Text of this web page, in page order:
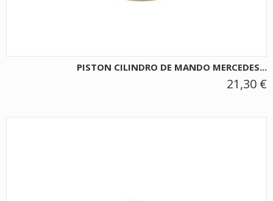
PISTON CILINDRO DE MANDO MERCEDES...
21,30 €